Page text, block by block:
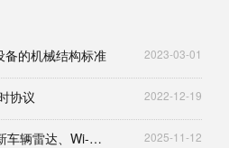
备的机械结构标准 2023-03-01
协议 2022-12-19
巴西ANATEL全面更新车辆雷达、Wi-Fi及太赫兹频段技术框架 2025-11-12